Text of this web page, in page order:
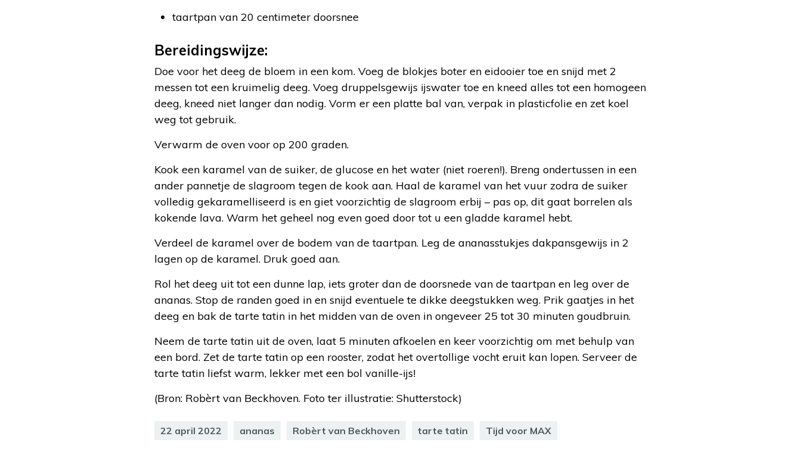
taartpan van 20 centimeter doorsnee
Bereidingswijze:
Doe voor het deeg de bloem in een kom. Voeg de blokjes boter en eidooier toe en snijd met 2
messen tot een kruimelig deeg. Voeg druppelsgewijs ijswater toe en kneed alles tot een homogeen
deeg, kneed niet langer dan nodig. Vorm er een platte bal van, verpak in plasticfolie en zet koel
weg tot gebruik.
Verwarm de oven voor op 200 graden.
Kook een karamel van de suiker, de glucose en het water (niet roeren!). Breng ondertussen in een
ander pannetje de slagroom tegen de kook aan. Haal de karamel van het vuur zodra de suiker
volledig gekaramelliseerd is en giet voorzichtig de slagroom erbij – pas op, dit gaat borrelen als
kokende lava. Warm het geheel nog even goed door tot u een gladde karamel hebt.
Verdeel de karamel over de bodem van de taartpan. Leg de ananasstukjes dakpansgewijs in 2
lagen op de karamel. Druk goed aan.
Rol het deeg uit tot een dunne lap, iets groter dan de doorsnede van de taartpan en leg over de
ananas. Stop de randen goed in en snijd eventuele te dikke deegstukken weg. Prik gaatjes in het
deeg en bak de tarte tatin in het midden van de oven in ongeveer 25 tot 30 minuten goudbruin.
Neem de tarte tatin uit de oven, laat 5 minuten afkoelen en keer voorzichtig om met behulp van
een bord. Zet de tarte tatin op een rooster, zodat het overtollige vocht eruit kan lopen. Serveer de
tarte tatin liefst warm, lekker met een bol vanille-ijs!
(Bron: Robèrt van Beckhoven. Foto ter illustratie: Shutterstock)
22 april 2022 ananas Robèrt van Beckhoven tarte tatin Tijd voor MAX